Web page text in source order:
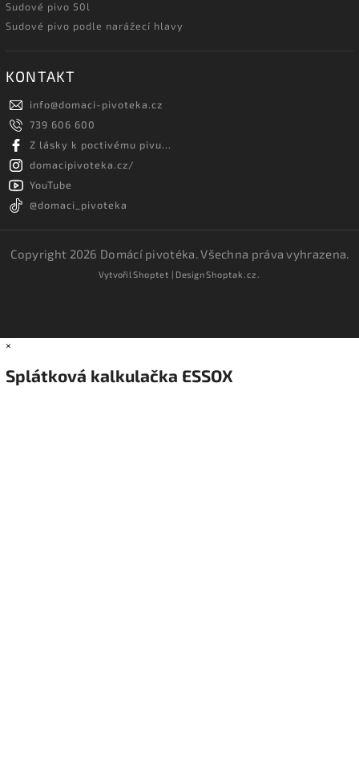
Sudové pivo 50l
Sudové pivo podle narážecí hlavy
KONTAKT
info@domaci-pivoteka.cz
739 606 600
Z lásky k poctivému pivu...
domacipivoteka.cz/
YouTube
@domaci_pivoteka
Copyright 2026 Domácí pivotéka . Všechna práva vyhrazena.
VytvořilShoptet | DesignShoptak.cz.
×
Splátková kalkulačka ESSOX